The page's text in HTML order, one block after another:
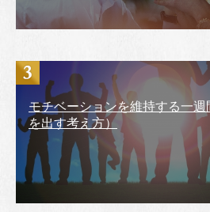
モチベーションを維持する一
を出す考え方）